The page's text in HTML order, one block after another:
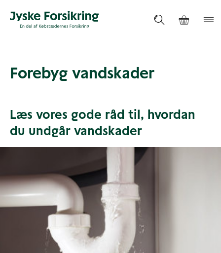
Forebyg vandskader
Læs vores gode råd til, hvordan
du undgår vandskader